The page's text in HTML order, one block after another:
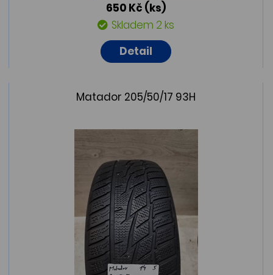
650 Kč (ks)
Skladem 2 ks
Detail
Matador 205/50/17 93H